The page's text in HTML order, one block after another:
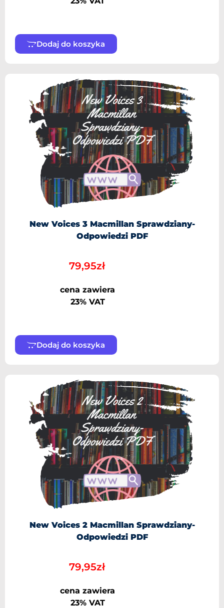
Dodaj do koszyka
New Voices 3 Macmillan Sprawdziany-
Odpowiedzi PDF
79,95zł
cena zawiera
23% VAT
Dodaj do koszyka
New Voices 2 Macmillan Sprawdziany-
Odpowiedzi PDF
79,95zł
cena zawiera
23% VAT